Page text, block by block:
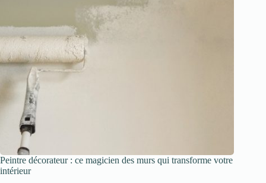
Peintre décorateur : ce magicien des murs qui transforme votre
intérieur